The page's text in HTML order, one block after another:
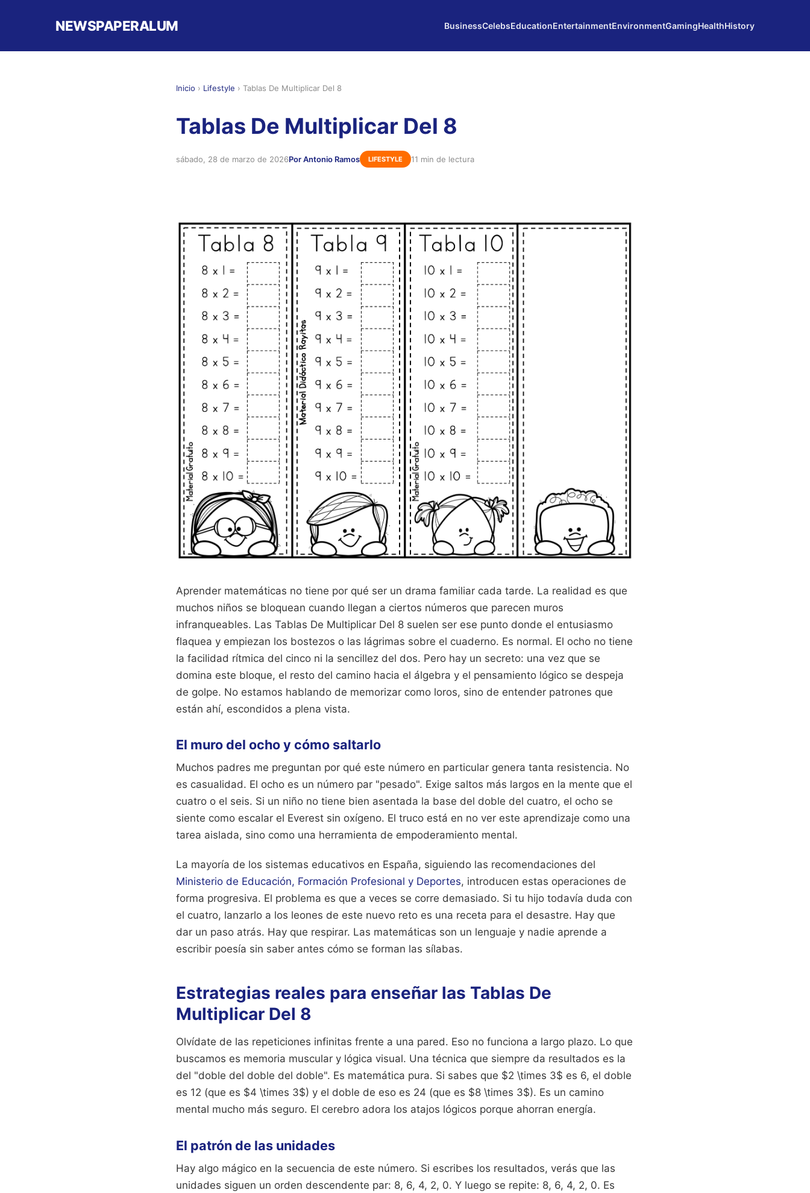
NEWSPAPERALUM BusinessCelebsEducationEntertainmentEnvironmentGamingHealthHistory
Inicio › Lifestyle › Tablas De Multiplicar Del 8
Tablas De Multiplicar Del 8
sábado, 28 de marzo de 2026Por Antonio Ramos LIFESTYLE 11 min de lectura
Aprender matemáticas no tiene por qué ser un drama familiar cada tarde. La realidad es que
muchos niños se bloquean cuando llegan a ciertos números que parecen muros
infranqueables. Las Tablas De Multiplicar Del 8 suelen ser ese punto donde el entusiasmo
flaquea y empiezan los bostezos o las lágrimas sobre el cuaderno. Es normal. El ocho no tiene
la facilidad rítmica del cinco ni la sencillez del dos. Pero hay un secreto: una vez que se
domina este bloque, el resto del camino hacia el álgebra y el pensamiento lógico se despeja
de golpe. No estamos hablando de memorizar como loros, sino de entender patrones que
están ahí, escondidos a plena vista.
El muro del ocho y cómo saltarlo
Muchos padres me preguntan por qué este número en particular genera tanta resistencia. No
es casualidad. El ocho es un número par "pesado". Exige saltos más largos en la mente que el
cuatro o el seis. Si un niño no tiene bien asentada la base del doble del cuatro, el ocho se
siente como escalar el Everest sin oxígeno. El truco está en no ver este aprendizaje como una
tarea aislada, sino como una herramienta de empoderamiento mental.
La mayoría de los sistemas educativos en España, siguiendo las recomendaciones del
Ministerio de Educación, Formación Profesional y Deportes, introducen estas operaciones de
forma progresiva. El problema es que a veces se corre demasiado. Si tu hijo todavía duda con
el cuatro, lanzarlo a los leones de este nuevo reto es una receta para el desastre. Hay que
dar un paso atrás. Hay que respirar. Las matemáticas son un lenguaje y nadie aprende a
escribir poesía sin saber antes cómo se forman las sílabas.
Estrategias reales para enseñar las Tablas De
Multiplicar Del 8
Olvídate de las repeticiones infinitas frente a una pared. Eso no funciona a largo plazo. Lo que
buscamos es memoria muscular y lógica visual. Una técnica que siempre da resultados es la
del "doble del doble del doble". Es matemática pura. Si sabes que $2 \times 3$ es 6, el doble
es 12 (que es $4 \times 3$) y el doble de eso es 24 (que es $8 \times 3$). Es un camino
mental mucho más seguro. El cerebro adora los atajos lógicos porque ahorran energía.
El patrón de las unidades
Hay algo mágico en la secuencia de este número. Si escribes los resultados, verás que las
unidades siguen un orden descendente par: 8, 6, 4, 2, 0. Y luego se repite: 8, 6, 4, 2, 0. Es